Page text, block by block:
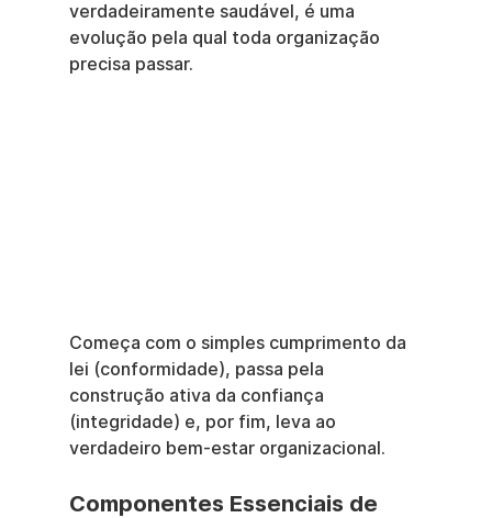
verdadeiramente saudável, é uma
evolução pela qual toda organização
precisa passar.
Começa com o simples cumprimento da
lei (conformidade), passa pela
construção ativa da confiança
(integridade) e, por fim, leva ao
verdadeiro bem-estar organizacional.
Componentes Essenciais de